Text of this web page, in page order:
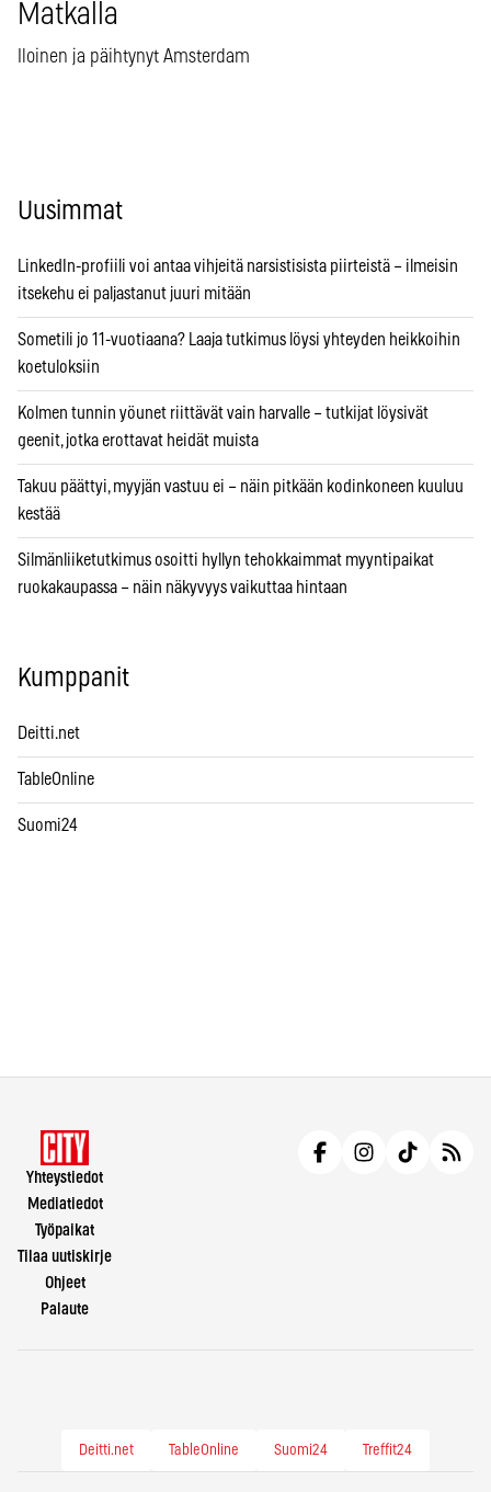
Matkalla
Iloinen ja päihtynyt Amsterdam
Uusimmat
LinkedIn-profiili voi antaa vihjeitä narsistisista piirteistä – ilmeisin
itsekehu ei paljastanut juuri mitään
Sometili jo 11-vuotiaana? Laaja tutkimus löysi yhteyden heikkoihin
koetuloksiin
Kolmen tunnin yöunet riittävät vain harvalle – tutkijat löysivät
geenit, jotka erottavat heidät muista
Takuu päättyi, myyjän vastuu ei – näin pitkään kodinkoneen kuuluu
kestää
Silmänliiketutkimus osoitti hyllyn tehokkaimmat myyntipaikat
ruokakaupassa – näin näkyvyys vaikuttaa hintaan
Kumppanit
Deitti.net
TableOnline
Suomi24
Yhteystiedot
Mediatiedot
Työpaikat
Tilaa uutiskirje
Ohjeet
Palaute
Deitti.net TableOnline Suomi24 Treffit24